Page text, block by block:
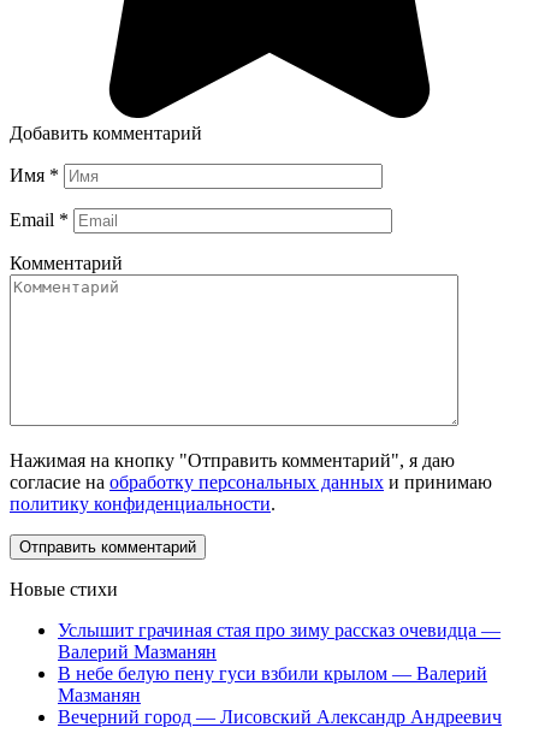
Добавить комментарий
Имя *
Email *
Комментарий
Нажимая на кнопку "Отправить комментарий", я даю
согласие на обработку персональных данных и принимаю
политику конфиденциальности.
Новые стихи
Услышит грачиная стая про зиму рассказ очевидца —
Валерий Мазманян
В небе белую пену гуси взбили крылом — Валерий
Мазманян
Вечерний город — Лисовский Александр Андреевич